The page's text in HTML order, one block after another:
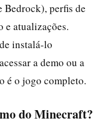
Bedrock), perfis de
e atualizações.
instalá-lo
a demo ou a
é o jogo completo.
do Minecraft?